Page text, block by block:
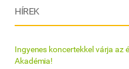
HÍREK
Ingyenes koncertekkel várja az
Akadémia!